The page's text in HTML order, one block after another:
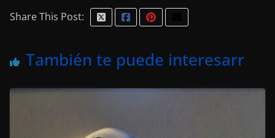
Share This Post:
También te puede interesarr